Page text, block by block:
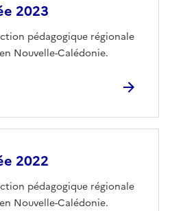
2023
pédagogique régionale
Nouvelle-Calédonie.
2022
pédagogique régionale
Nouvelle-Calédonie.